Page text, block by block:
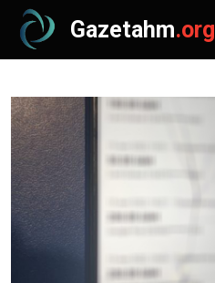
Gazetahm.org